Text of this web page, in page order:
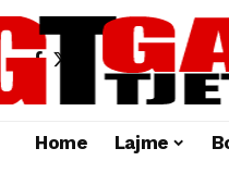
Home Lajme